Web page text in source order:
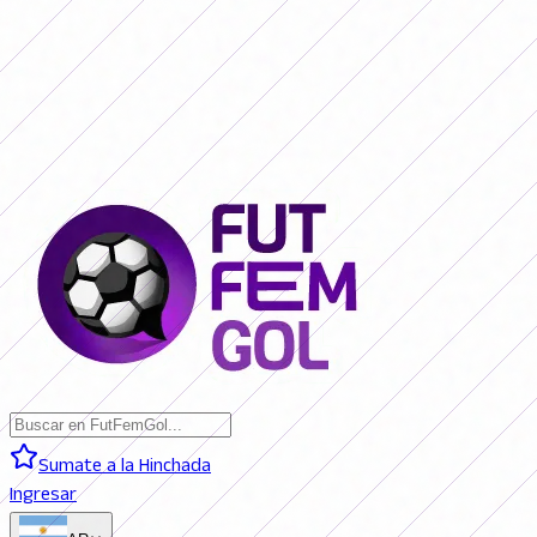
SAN LORENZO 0 - 0 BOCA JRS. (EN VIVO)RIVER PLATE 0 - 0
RACING (EN VIVO)
RACING 0 - 0 SAN LORENZO (FINAL)
BOCA JRS. 3
- 1 RIVER PLATE (FINAL)
BELGRANO 2 - 0 BANFIELD (FINAL)
SAN
LORENZO 0 - 0 BOCA JRS. (EN VIVO)
RIVER PLATE 0 - 0 RACING
(EN VIVO)
RACING 0 - 0 SAN LORENZO (FINAL)BOCA JRS. 3 - 1
RIVER PLATE (FINAL)
BELGRANO 2 - 0 BANFIELD (FINAL)
Sumate a la Hinchada
Ingresar